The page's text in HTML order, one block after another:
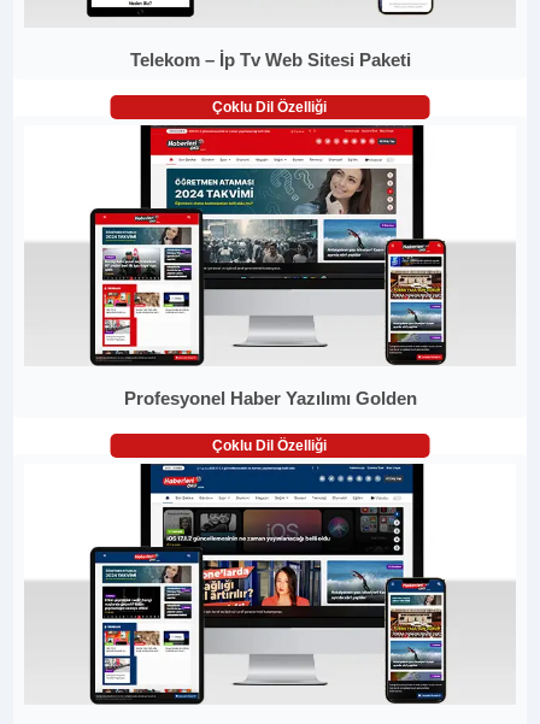
Telekom – İp Tv Web Sitesi Paketi
Çoklu Dil Özelliği
Profesyonel Haber Yazılımı Golden
Çoklu Dil Özelliği